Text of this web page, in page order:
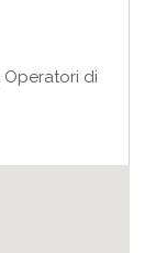
Operatori di